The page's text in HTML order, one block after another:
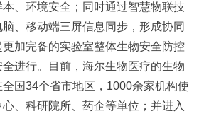
、环境安全；同时通过智慧物联技
、移动端三屏信息同步，形成协同
加完备的实验室整体生物安全防控
进行。目前，海尔生物医疗的生物
国34个省市地区，1000余家机构使
、科研院所、药企等单位；并进入